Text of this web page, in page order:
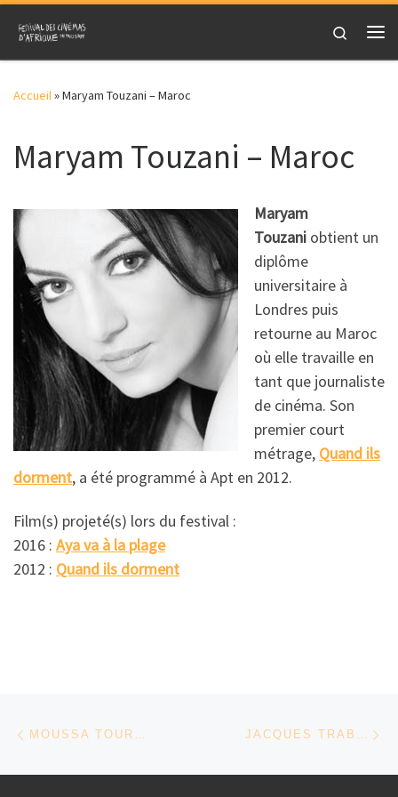
Skip to content
Search
Accueil»Maryam Touzani – Maroc
Maryam Touzani – Maroc
Maryam
Touzani obtient un
diplôme
universitaire à
Londres puis
retourne au Maroc
où elle travaille en
tant que journaliste
de cinéma. Son
premier court
métrage, Quand ils
dorment, a été programmé à Apt en 2012.
Film(s) projeté(s) lors du festival :
2016 : Aya va à la plage
2012 : Quand ils dorment
Parcourir les articles